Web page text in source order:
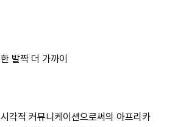
한 발짝 더 가까이
시각적 커뮤니케이션으로써의 아프리카